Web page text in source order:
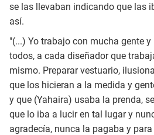
se las llevaban indicando que las
así.
"(...) Yo trabajo con mucha gente
todos, a cada diseñador que
mismo. Preparar vestuario,
que los hicieran a la medida y
y que (Yahaira) usaba la prenda,
que lo iba a lucir en tal lugar y
agradecía, nunca la pagaba y